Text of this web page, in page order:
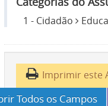
1 - Cidadão
Imprimir este
Todos os Campos